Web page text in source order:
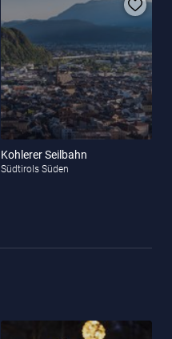
Kohlerer Seilbahn
Südtirols Süden